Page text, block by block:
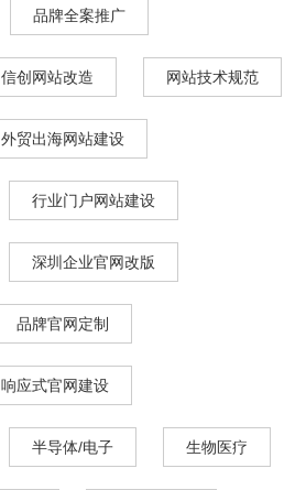
品牌全案推广
信创网站改造 网站技术规范
外贸出海网站建设
行业门户网站建设
深圳企业官网改版
品牌官网定制
响应式官网建设
半导体/电子 生物医疗